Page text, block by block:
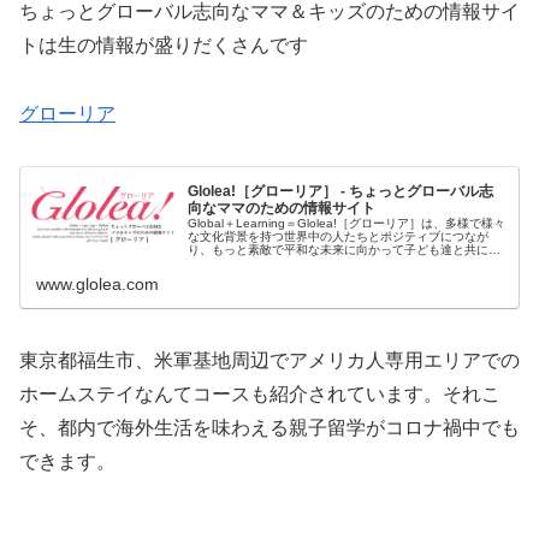
ちょっとグローバル志向なママ＆キッズのための情報サイ
トは生の情報が盛りだくさんです
グローリア
Glolea!［グローリア］ - ちょっとグローバル志
向なママのための情報サイト
Global＋Learning＝Glolea!［グローリア］は、多様で様々
な文化背景を持つ世界中の人たちとポジティブにつなが
り、もっと素敵で平和な未来に向かって子ども達と共に世
www.glolea.com
東京都福生市、米軍基地周辺でアメリカ人専用エリアでの
ホームステイなんてコースも紹介されています。それこ
そ、都内で海外生活を味わえる親子留学がコロナ禍中でも
できます。